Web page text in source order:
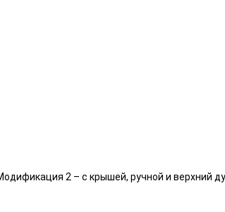
2 – с крышей, ручной и верхний